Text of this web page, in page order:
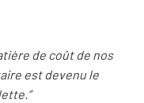
de coût de nos
est devenu le